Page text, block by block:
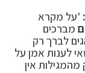
'על מקרא
מברכים
לברך רק
לענות אמן על
אין